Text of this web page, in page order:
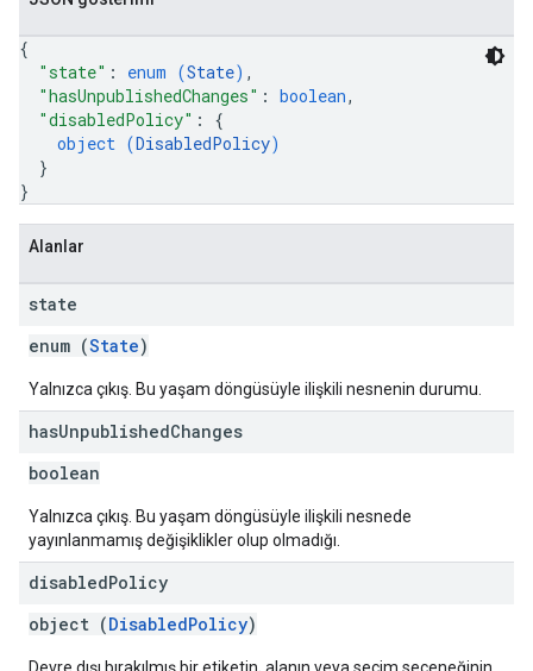
{
"state" : enum (State) ,
"hasUnpublishedChanges" : boolean,
"disabledPolicy" : {
object (DisabledPolicy)
}
}
Alanlar
state
enum (State)
Yalnızca çıkış. Bu yaşam döngüsüyle ilişkili nesnenin durumu.
hasUnpublishedChanges
boolean
Yalnızca çıkış. Bu yaşam döngüsüyle ilişkili nesnede
yayınlanmamış değişiklikler olup olmadığı.
disabledPolicy
object (DisabledPolicy)